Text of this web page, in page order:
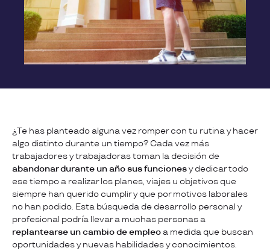
¿Te has planteado alguna vez romper con tu rutina y hacer
algo distinto durante un tiempo? Cada vez más
trabajadores y trabajadoras toman la decisión de
abandonar durante un año sus funcionesy dedicar todo
ese tiempo a realizar los planes, viajes u objetivos que
siempre han querido cumplir y que por motivos laborales
no han podido. Esta búsqueda de desarrollo personal y
profesional podría llevar a muchas personas a
replantearse un cambio de empleo a medida que buscan
oportunidades y nuevas habilidades y conocimientos.